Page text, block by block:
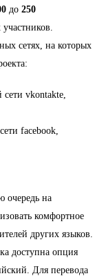
до 250
сетях, на которых
vkontakte,
facebook,
очередь на
комфортное
других языков.
доступна опция
Для перевода